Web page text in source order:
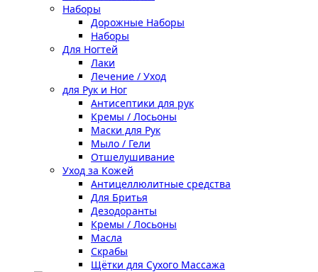
Наборы
Дорожные Наборы
Наборы
Для Ногтей
Лаки
Лечение / Уход
для Рук и Ног
Антисептики для рук
Кремы / Лосьоны
Маски для Рук
Мыло / Гели
Отшелушивание
Уход за Кожей
Антицеллюлитные средства
Для Бритья
Дезодоранты
Кремы / Лосьоны
Масла
Скрабы
Щётки для Сухого Массажа